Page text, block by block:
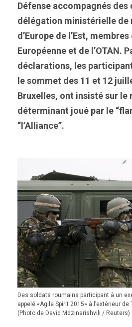
Défense accompagnés des
délégation ministérielle de
d’Europe de l’Est, membres
Européenne et de l’OTAN.
déclarations, les
le sommet des 11 et 12
Bruxelles, ont insisté sur le
déterminant joué par le
“l’Alliance”.
Des soldats roumains participant à un
appelé «Agile Spirit 2015» à l’extérieur
(Photo de David Mdzinarishvili / Reuters)